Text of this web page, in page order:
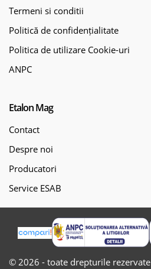
Termeni si conditii
Politică de confidențialitate
Politica de utilizare Cookie-uri
ANPC
Etalon Mag
Contact
Despre noi
Producatori
Service ESAB
© 2026 - toate drepturile rezervate